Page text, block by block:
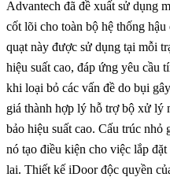
Advantech đã đề xuất sử dụng
cốt lõi cho toàn bộ hệ thống
quạt này được sử dụng tại mỗi
hiệu suất cao, đáp ứng yêu cầu
khi loại bỏ các vấn đề do bụi
giá thành hợp lý hỗ trợ bộ xử lý
bảo hiệu suất cao. Cấu trúc nhỏ
nó tạo điều kiện cho việc lắp
lai. Thiết kế iDoor độc quyền